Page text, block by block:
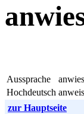
Aussprache
Hochdeutsch
zur Hauptseite